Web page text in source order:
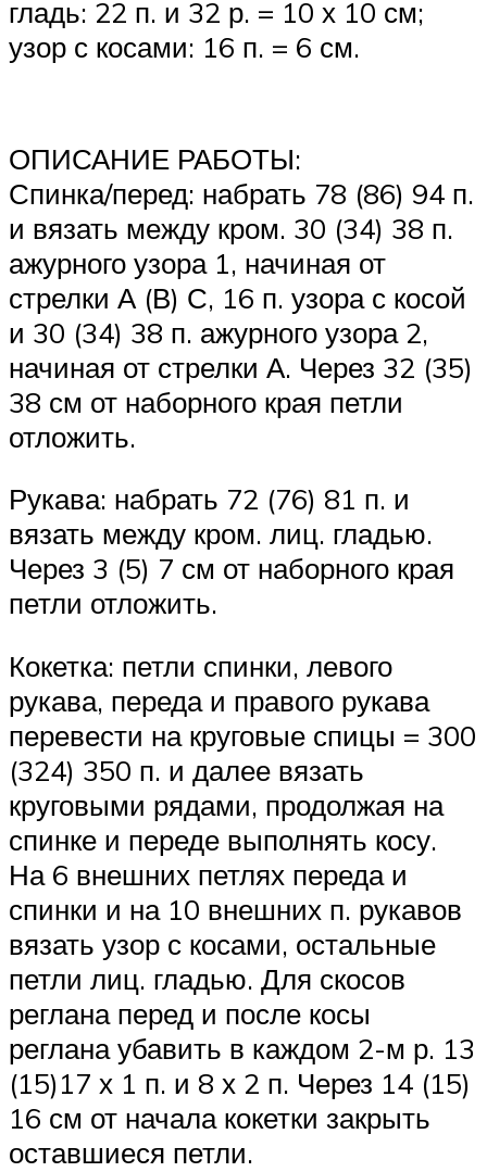
гладь: 22 п. и 32 р. = 10 х 10 см;
узор с косами: 16 п. = 6 см.
ОПИСАНИЕ РАБОТЫ:
Спинка/перед: набрать 78 (86) 94 п.
и вязать между кром. 30 (34) 38 п.
ажурного узора 1, начиная от
стрелки А (В) С, 16 п. узора с косой
и 30 (34) 38 п. ажурного узора 2,
начиная от стрелки А. Через 32 (35)
38 см от наборного края петли
отложить.
Рукава: набрать 72 (76) 81 п. и
вязать между кром. лиц. гладью.
Через 3 (5) 7 см от наборного края
петли отложить.
Кокетка: петли спинки, левого
рукава, переда и правого рукава
перевести на круговые спицы = 300
(324) 350 п. и далее вязать
круговыми рядами, продолжая на
спинке и переде выполнять косу.
На 6 внешних петлях переда и
спинки и на 10 внешних п. рукавов
вязать узор с косами, остальные
петли лиц. гладью. Для скосов
реглана перед и после косы
реглана убавить в каждом 2-м р. 13
(15)17 х 1 п. и 8 х 2 п. Через 14 (15)
16 см от начала кокетки закрыть
оставшиеся петли.